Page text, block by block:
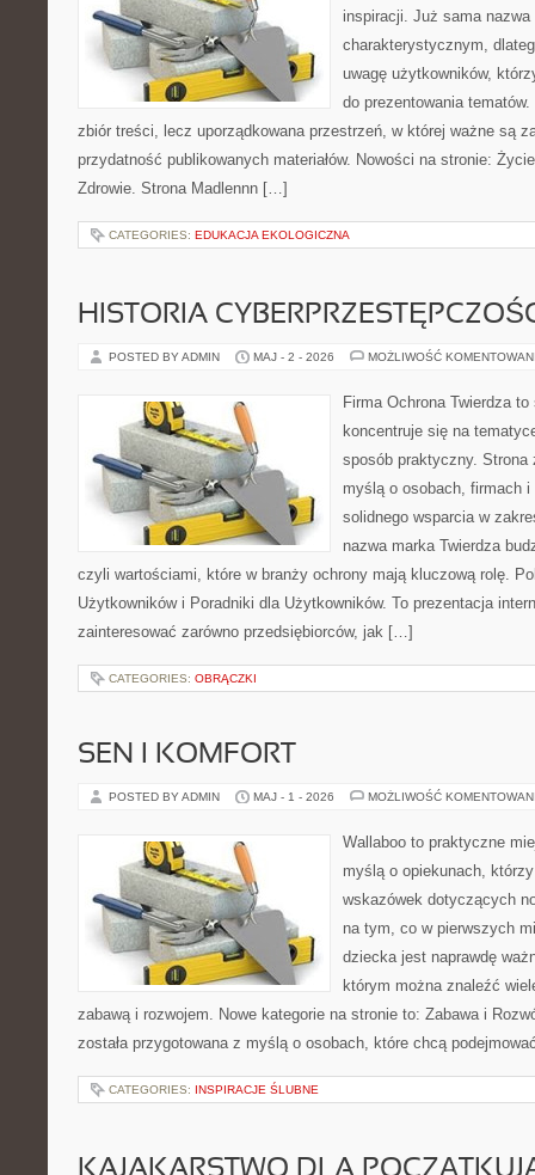
inspiracji. Już sama
charakterystycznym,
uwagę użytkowników,
do prezentowania
zbiór treści, lecz uporządkowana przestrzeń, w której ważne są
przydatność publikowanych materiałów. Nowości na stronie:
Zdrowie. Strona Madlennn […]
CATEGORIES: EDUKACJA EKOLOGICZNA
HISTORIA
POSTED BY ADMIN MAJ - 2 - 2026 MOŻLIWOŚĆ
Firma Ochrona Twierdza
koncentruje się na
sposób praktyczny. Strona
myślą o osobach, firmach
solidnego wsparcia w
nazwa marka Twierdza
czyli wartościami, które w branży ochrony mają kluczową rolę.
Użytkowników i Poradniki dla Użytkowników. To prezentacja
zainteresować zarówno przedsiębiorców, jak […]
CATEGORIES: OBRĄCZKI
SEN I KOMFORT
POSTED BY ADMIN MAJ - 1 - 2026 MOŻLIWOŚĆ
Wallaboo to praktyczne
myślą o opiekunach,
wskazówek dotyczących
na tym, co w pierwszych
dziecka jest naprawdę
którym można znaleźć
zabawą i rozwojem. Nowe kategorie na stronie to: Zabawa i
została przygotowana z myślą o osobach, które chcą
CATEGORIES: INSPIRACJE ŚLUBNE